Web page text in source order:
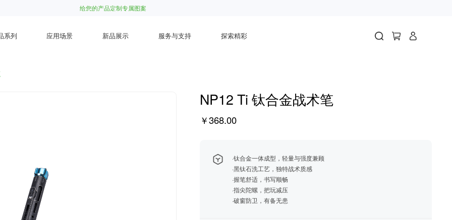
给您的产品定制专属图案
系列 应用场景 新品展示 服务与支持 探索精彩
NP12 Ti 钛合金战术笔
￥368.00
·钛合金一体成型，轻量与强度兼顾
·黑钛石洗工艺，独特战术质感
·握笔舒适，书写顺畅
·指尖陀螺，把玩减压
·破窗防卫，有备无患